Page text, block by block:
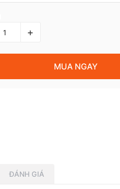
+
MUA NGAY
ĐÁNH GIÁ